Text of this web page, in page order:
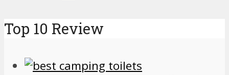
Top 10 Review